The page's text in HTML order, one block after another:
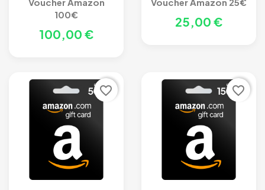
Voucher Amazon
100€
100,00 €
Voucher Amazon 25€
25,00 €
favorite_border favorite_border